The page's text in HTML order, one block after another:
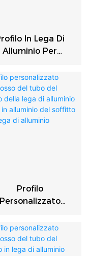
In Lega Di
Alluminio Per
Tubo In
Di Alluminio Per
Soffitto Profilo
All'ingrosso
Profilo
Personalizzato
Soffitto Della
Di Alluminio
In Alluminio